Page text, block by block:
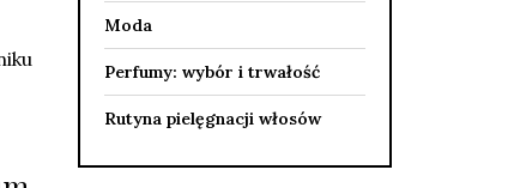
Moda
Perfumy: wybór i trwałość
Rutyna pielęgnacji włosów